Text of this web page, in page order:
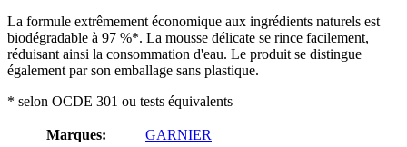
La formule extrêmement économique aux ingrédients naturels est
biodégradable à 97 %*. La mousse délicate se rince facilement,
réduisant ainsi la consommation d'eau. Le produit se distingue
également par son emballage sans plastique.
* selon OCDE 301 ou tests équivalents
Marques:
GARNIER